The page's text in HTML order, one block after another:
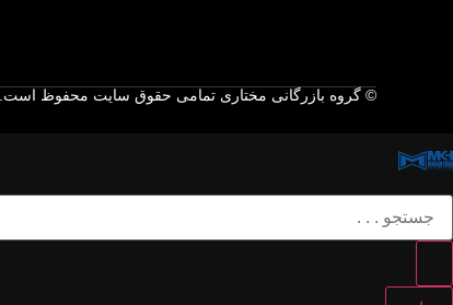
© گروه بازرگانی مختاری تمامی حقوق سایت محفوظ است.